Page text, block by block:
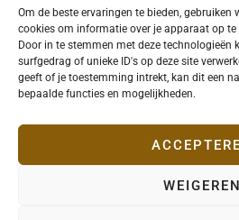
Om de beste ervaringen te bieden, gebruiken
cookies om informatie over je apparaat op
Door in te stemmen met deze technologieën
surfgedrag of unieke ID's op deze site
geeft of je toestemming intrekt, kan dit een
bepaalde functies en mogelijkheden.
WEIGEREN
Technologie(415)
Uncategorized(12)
Wetenschap(473)
Wetenschappelijke ontdekkingen